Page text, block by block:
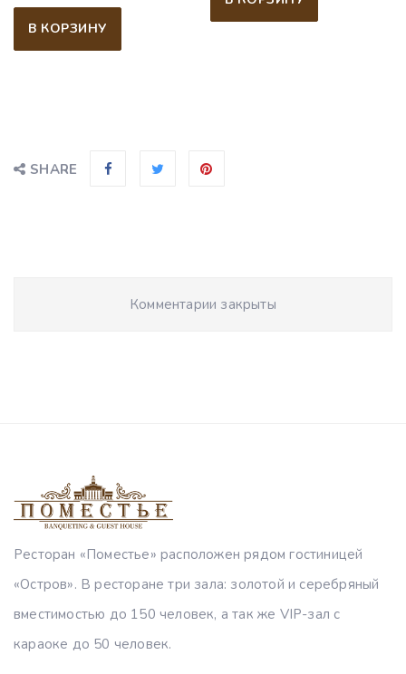
В КОРЗИНУ
SHARE
Комментарии закрыты
Ресторан «Поместье» расположен рядом гостиницей
«Остров». В ресторане три зала: золотой и серебряный
вместимостью до 150 человек, а так же VIP-зал с
караоке до 50 человек.